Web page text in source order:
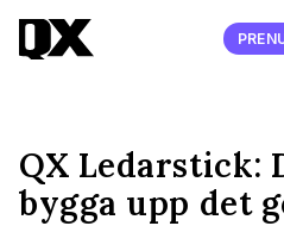
QX Ledarstick:
bygga upp det